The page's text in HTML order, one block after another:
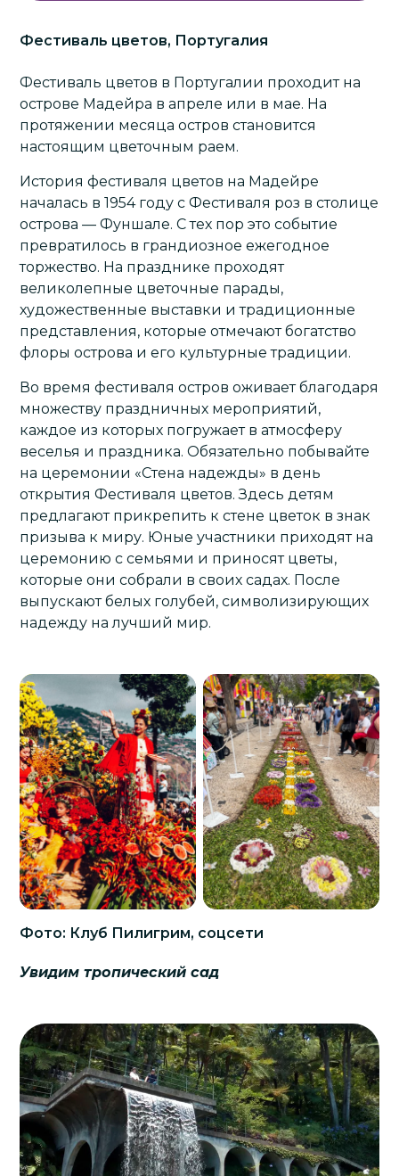
Фестиваль цветов, Португалия
Фестиваль цветов в Португалии проходит на
острове Мадейра в апреле или в мае. На
протяжении месяца остров становится
настоящим цветочным раем.
История фестиваля цветов на Мадейре
началась в 1954 году с Фестиваля роз в столице
острова — Фуншале. С тех пор это событие
превратилось в грандиозное ежегодное
торжество. На празднике проходят
великолепные цветочные парады,
художественные выставки и традиционные
представления, которые отмечают богатство
флоры острова и его культурные традиции.
Во время фестиваля остров оживает благодаря
множеству праздничных мероприятий,
каждое из которых погружает в атмосферу
веселья и праздника. Обязательно побывайте
на церемонии «Стена надежды» в день
открытия Фестиваля цветов. Здесь детям
предлагают прикрепить к стене цветок в знак
призыва к миру. Юные участники приходят на
церемонию с семьями и приносят цветы,
которые они собрали в своих садах. После
выпускают белых голубей, символизирующих
надежду на лучший мир.
Фото: Клуб Пилигрим, соцсети
Увидим тропический сад